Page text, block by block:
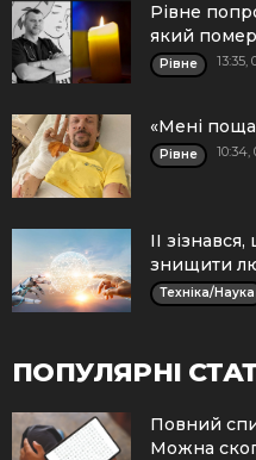
Рівне
який
Рівне 13:35,
«Мені
Рівне 10:34,
ІІ
знищити
Техніка/Наука
ПОПУЛЯРНІ
Повний
Можна